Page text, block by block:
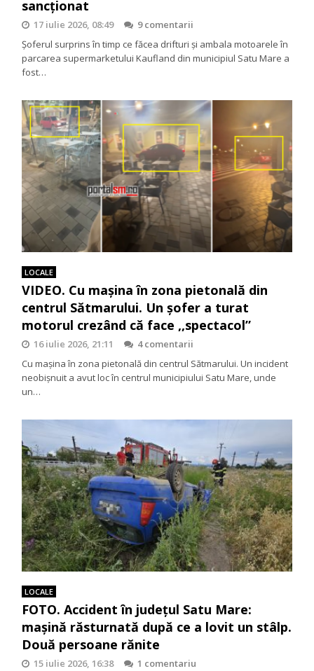
sancționat
17 iulie 2026, 08:49
9 comentarii
Șoferul surprins în timp ce făcea drifturi și ambala motoarele în
parcarea supermarketului Kaufland din municipiul Satu Mare a
fost…
LOCALE
VIDEO. Cu mașina în zona pietonală din
centrul Sătmarului. Un șofer a turat
motorul crezând că face ,,spectacol”
16 iulie 2026, 21:11
4 comentarii
Cu mașina în zona pietonală din centrul Sătmarului. Un incident
neobișnuit a avut loc în centrul municipiului Satu Mare, unde
un…
LOCALE
FOTO. Accident în județul Satu Mare:
mașină răsturnată după ce a lovit un stâlp.
Două persoane rănite
15 iulie 2026, 16:38
1 comentariu